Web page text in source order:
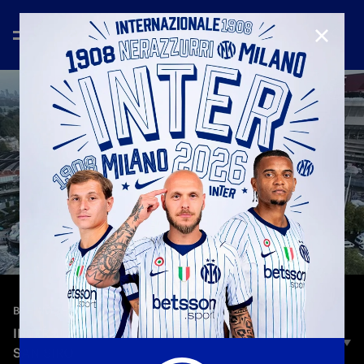
BEHIND THE SCENES—27 ott 2024
INTER-JUVENTUS | L'ARRIVO DELLA SQUADRA A
SAN SIRO